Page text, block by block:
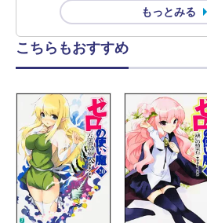
もっとみる
こちらもおすすめ